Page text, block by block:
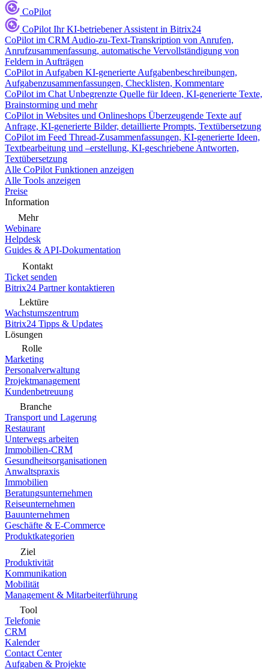
CoPilot
CoPilot Ihr KI-betriebener Assistent in Bitrix24
CoPilot im CRM Audio-zu-Text-Transkription von Anrufen,
Anrufzusammenfassung, automatische Vervollständigung von
Feldern in Aufträgen
CoPilot in Aufgaben KI-generierte Aufgabenbeschreibungen,
Aufgabenzusammenfassungen, Checklisten, Kommentare
CoPilot im Chat Unbegrenzte Quelle für Ideen, KI-generierte Texte,
Brainstorming und mehr
CoPilot in Websites und Onlineshops Überzeugende Texte auf
Anfrage, KI-generierte Bilder, detaillierte Prompts, Textübersetzung
CoPilot im Feed Thread-Zusammenfassungen, KI-generierte Ideen,
Textbearbeitung und –erstellung, KI-geschriebene Antworten,
Textübersetzung
Alle CoPilot Funktionen anzeigen
Alle Tools anzeigen
Preise
Information
Mehr
Webinare
Helpdesk
Guides & API-Dokumentation
Kontakt
Ticket senden
Bitrix24 Partner kontaktieren
Lektüre
Wachstumszentrum
Bitrix24 Tipps & Updates
Lösungen
Rolle
Marketing
Personalverwaltung
Projektmanagement
Kundenbetreuung
Branche
Transport und Lagerung
Restaurant
Unterwegs arbeiten
Immobilien-CRM
Gesundheitsorganisationen
Anwaltspraxis
Immobilien
Beratungsunternehmen
Reiseunternehmen
Bauunternehmen
Geschäfte & E-Commerce
Produktkategorien
Ziel
Produktivität
Kommunikation
Mobilität
Management & Mitarbeiterführung
Tool
Telefonie
CRM
Kalender
Contact Center
Aufgaben & Projekte